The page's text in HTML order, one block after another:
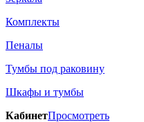
Комплекты
Пеналы
Тумбы под раковину
Шкафы и тумбы
КабинетПросмотреть